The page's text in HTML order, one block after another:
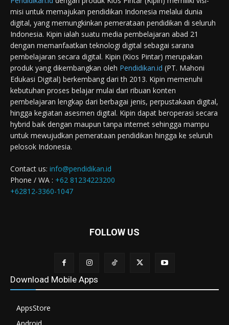
misi untuk memajukan pendidikan Indonesia melalui dunia
digital, yang memungkinkan pemerataan pendidikan di seluruh
Indonesia. Kipin ialah suatu media pembelajaran abad 21
dengan memanfaatkan teknologi digital sebagai sarana
pembelajaran secara digital. Kipin (Kios Pintar) merupakan
produk yang dikembangkan oleh Pendidikan.id (PT. Mahoni
Edukasi Digital) berkembang dari th 2013. Kipin memenuhi
kebutuhan proses belajar mulai dari ribuan konten
pembelajaran lengkap dari berbagai jenis, perpustakaan digital,
hingga kegiatan asesmen digital. Kipin dapat beroperasi secara
hybrid baik dengan maupun tanpa internet sehingga mampu
untuk mewujudkan pemerataan pendidikan hingga ke seluruh
pelosok Indonesia.
Contact us: info@pendidikan.id
Phone / WA : +62 81234223200
+62812-3360-1047
FOLLOW US
Download Mobile Apps
AppsStore